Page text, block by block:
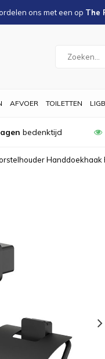
ons met een op The
AFVOER TOILETTEN
bedenktijd